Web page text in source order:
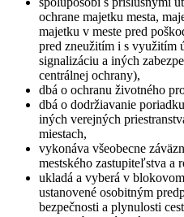
ochrane majetku mesta,
majetku v meste pred
pred zneužitím i s využitím
signalizáciu a iných
centrálnej ochrany),
dbá o ochranu životného
dbá o dodržiavanie
iných verejných
miestach,
vykonáva všeobecne
mestského zastupiteľstva a
ukladá a vyberá v
ustanovené osobitným
bezpečnosti a plynulosti